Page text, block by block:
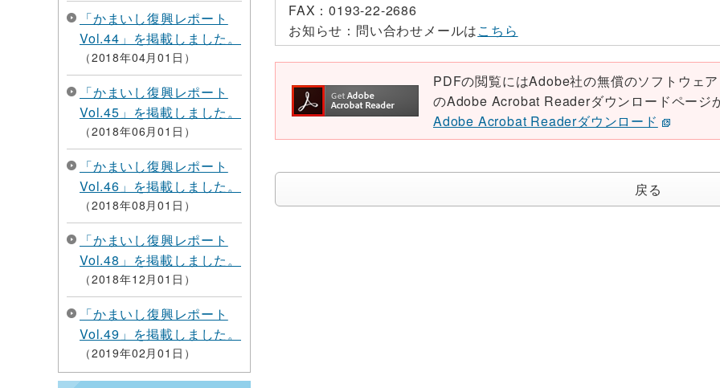
「かまいし復興レポート
Vol.44」を掲載しました。
2018年04月01日
「かまいし復興レポート
Vol.45」を掲載しました。
2018年06月01日
「かまいし復興レポート
Vol.46」を掲載しました。
2018年08月01日
「かまいし復興レポート
Vol.48」を掲載しました。
2018年12月01日
「かまいし復興レポート
Vol.49」を掲載しました。
2019年02月01日
FAX：0193-22-2686
お知らせ： 問い合わせメールはこちら
PDFの閲覧にはAdobe社の無償のソフトウェ
のAdobe Acrobat Readerダウンロードページ
Adobe Acrobat Readerダウンロード
戻る